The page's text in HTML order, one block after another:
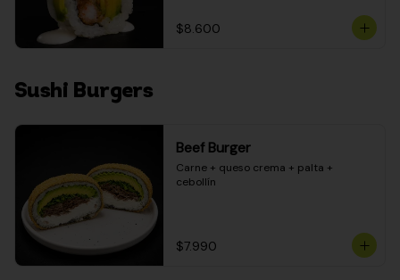
$8.600
Sushi Burgers
Beef Burger
Carne + queso crema + palta +
cebollín
$7.990